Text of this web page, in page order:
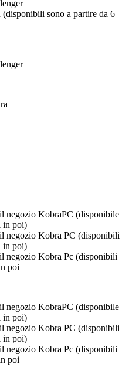
(disponibili sono a partire da 6
negozio KobraPC (disponibile
in poi)
negozio Kobra PC (disponibili
in poi)
negozio Kobra Pc (disponibili
poi
negozio KobraPC (disponibile
in poi)
negozio Kobra PC (disponibili
in poi)
negozio Kobra Pc (disponibili
poi